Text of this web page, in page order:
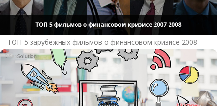
ТОП-5 зарубежных фильмов о финансовом кризисе 2008